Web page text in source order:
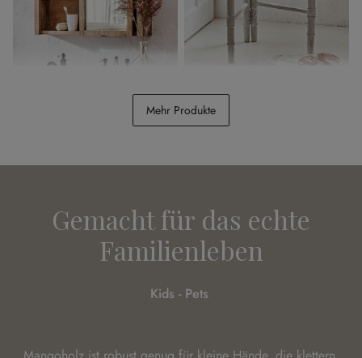
CHF 98.95
Mehr Produkte
Gemacht für das echte
Familienleben
Kids - Pets